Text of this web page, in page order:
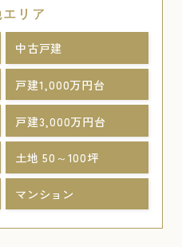
リア
中古戸建
戸建1,000万円台
戸建3,000万円台
土地 50～100坪
マンション